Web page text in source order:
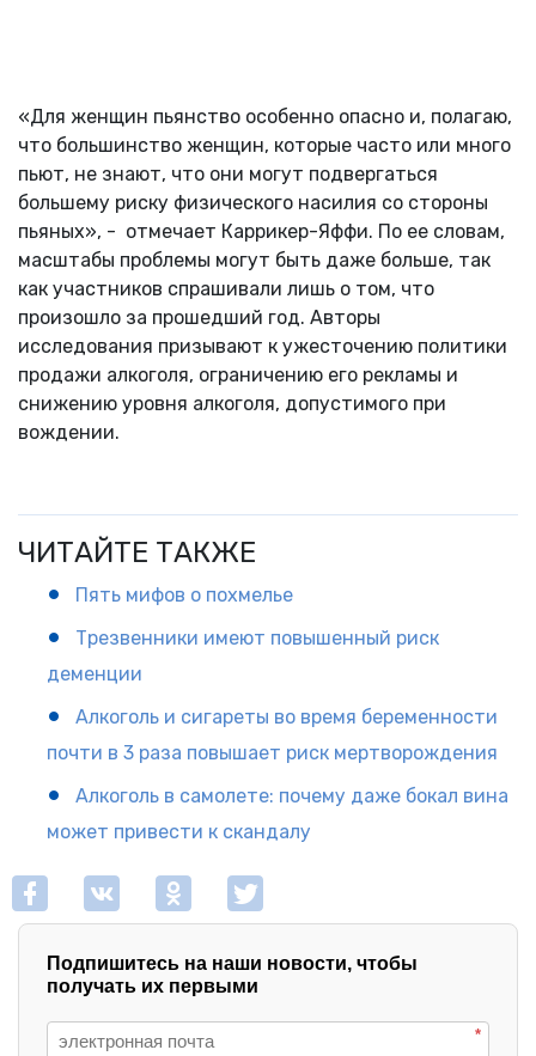
«Для женщин пьянство особенно опасно и, полагаю,
что большинство женщин, которые часто или много
пьют, не знают, что они могут подвергаться
большему риску физического насилия со стороны
пьяных», - отмечает Каррикер-Яффи. По ее словам,
масштабы проблемы могут быть даже больше, так
как участников спрашивали лишь о том, что
произошло за прошедший год. Авторы
исследования призывают к ужесточению политики
продажи алкоголя, ограничению его рекламы и
снижению уровня алкоголя, допустимого при
вождении.
ЧИТАЙТЕ ТАКЖЕ
Пять мифов о похмелье
Трезвенники имеют повышенный риск
деменции
Алкоголь и сигареты во время беременности
почти в 3 раза повышает риск мертворождения
Алкоголь в самолете: почему даже бокал вина
может привести к скандалу
Подпишитесь на наши новости, чтобы
получать их первыми
*